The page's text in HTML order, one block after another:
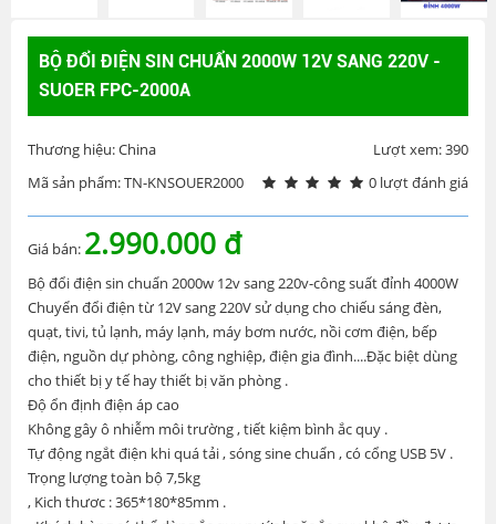
BỘ ĐỔI ĐIỆN SIN CHUẨN 2000W 12V SANG 220V -
SUOER FPC-2000A
Thương hiệu: China
Lượt xem: 390
Mã sản phẩm: TN-KNSOUER2000
0 lượt đánh giá
Giá bán: 2.990.000 đ
Bộ đổi điện sin chuẩn 2000w 12v sang 220v-công suất đỉnh 4000W
Chuyển đổi điện từ 12V sang 220V sử dụng cho chiếu sáng đèn,
quạt, tivi, tủ lạnh, máy lạnh, máy bơm nước, nồi cơm điện, bếp
điện, nguồn dự phòng, công nghiệp, điện gia đình....Đặc biệt dùng
cho thiết bị y tế hay thiết bị văn phòng .
Độ ổn định điện áp cao
Không gây ô nhiễm môi trường , tiết kiệm bình ắc quy .
Tự động ngắt điện khi quá tải , sóng sine chuẩn , có cổng USB 5V .
Trọng lượng toàn bộ 7,5kg
, Kich thươc : 365*180*85mm .